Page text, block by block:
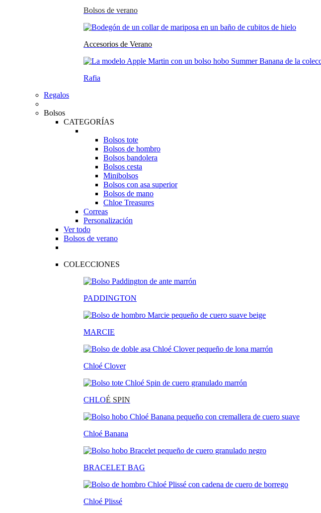
Bolsos de verano
Accesorios de Verano
Rafia
Regalos
Bolsos
CATEGORÍAS
Bolsos tote
Bolsos de hombro
Bolsos bandolera
Bolsos cesta
Minibolsos
Bolsos con asa superior
Bolsos de mano
Chloe Treasures
Correas
Personalización
Ver todo
Bolsos de verano
COLECCIONES
PADDINGTON
MARCIE
Chloé Clover
CHLOÉ SPIN
Chloé Banana
BRACELET BAG
Chloé Plissé